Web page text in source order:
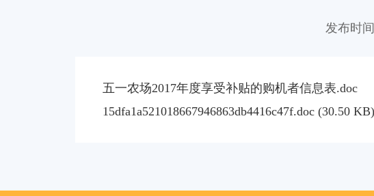
发布时间
五一农场2017年度享受补贴的购机者信息表.doc
15dfa1a521018667946863db4416c47f.doc (30.50 KB)